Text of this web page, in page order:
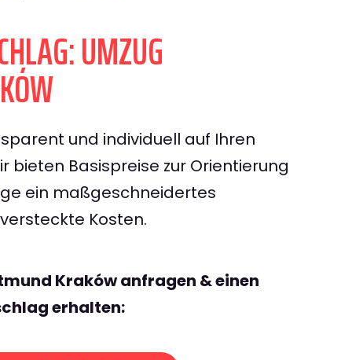
UMZUG
und individuell auf Ihren
bieten Basispreise zur Orientierung
ein maßgeschneidertes
Kosten.
Kraków anfragen & einen
erhalten: